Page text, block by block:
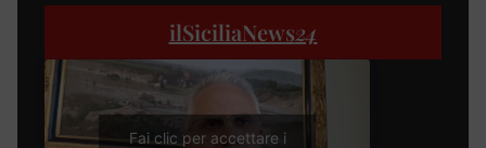
ilSiciliaNews24
Fai clic per accettare i